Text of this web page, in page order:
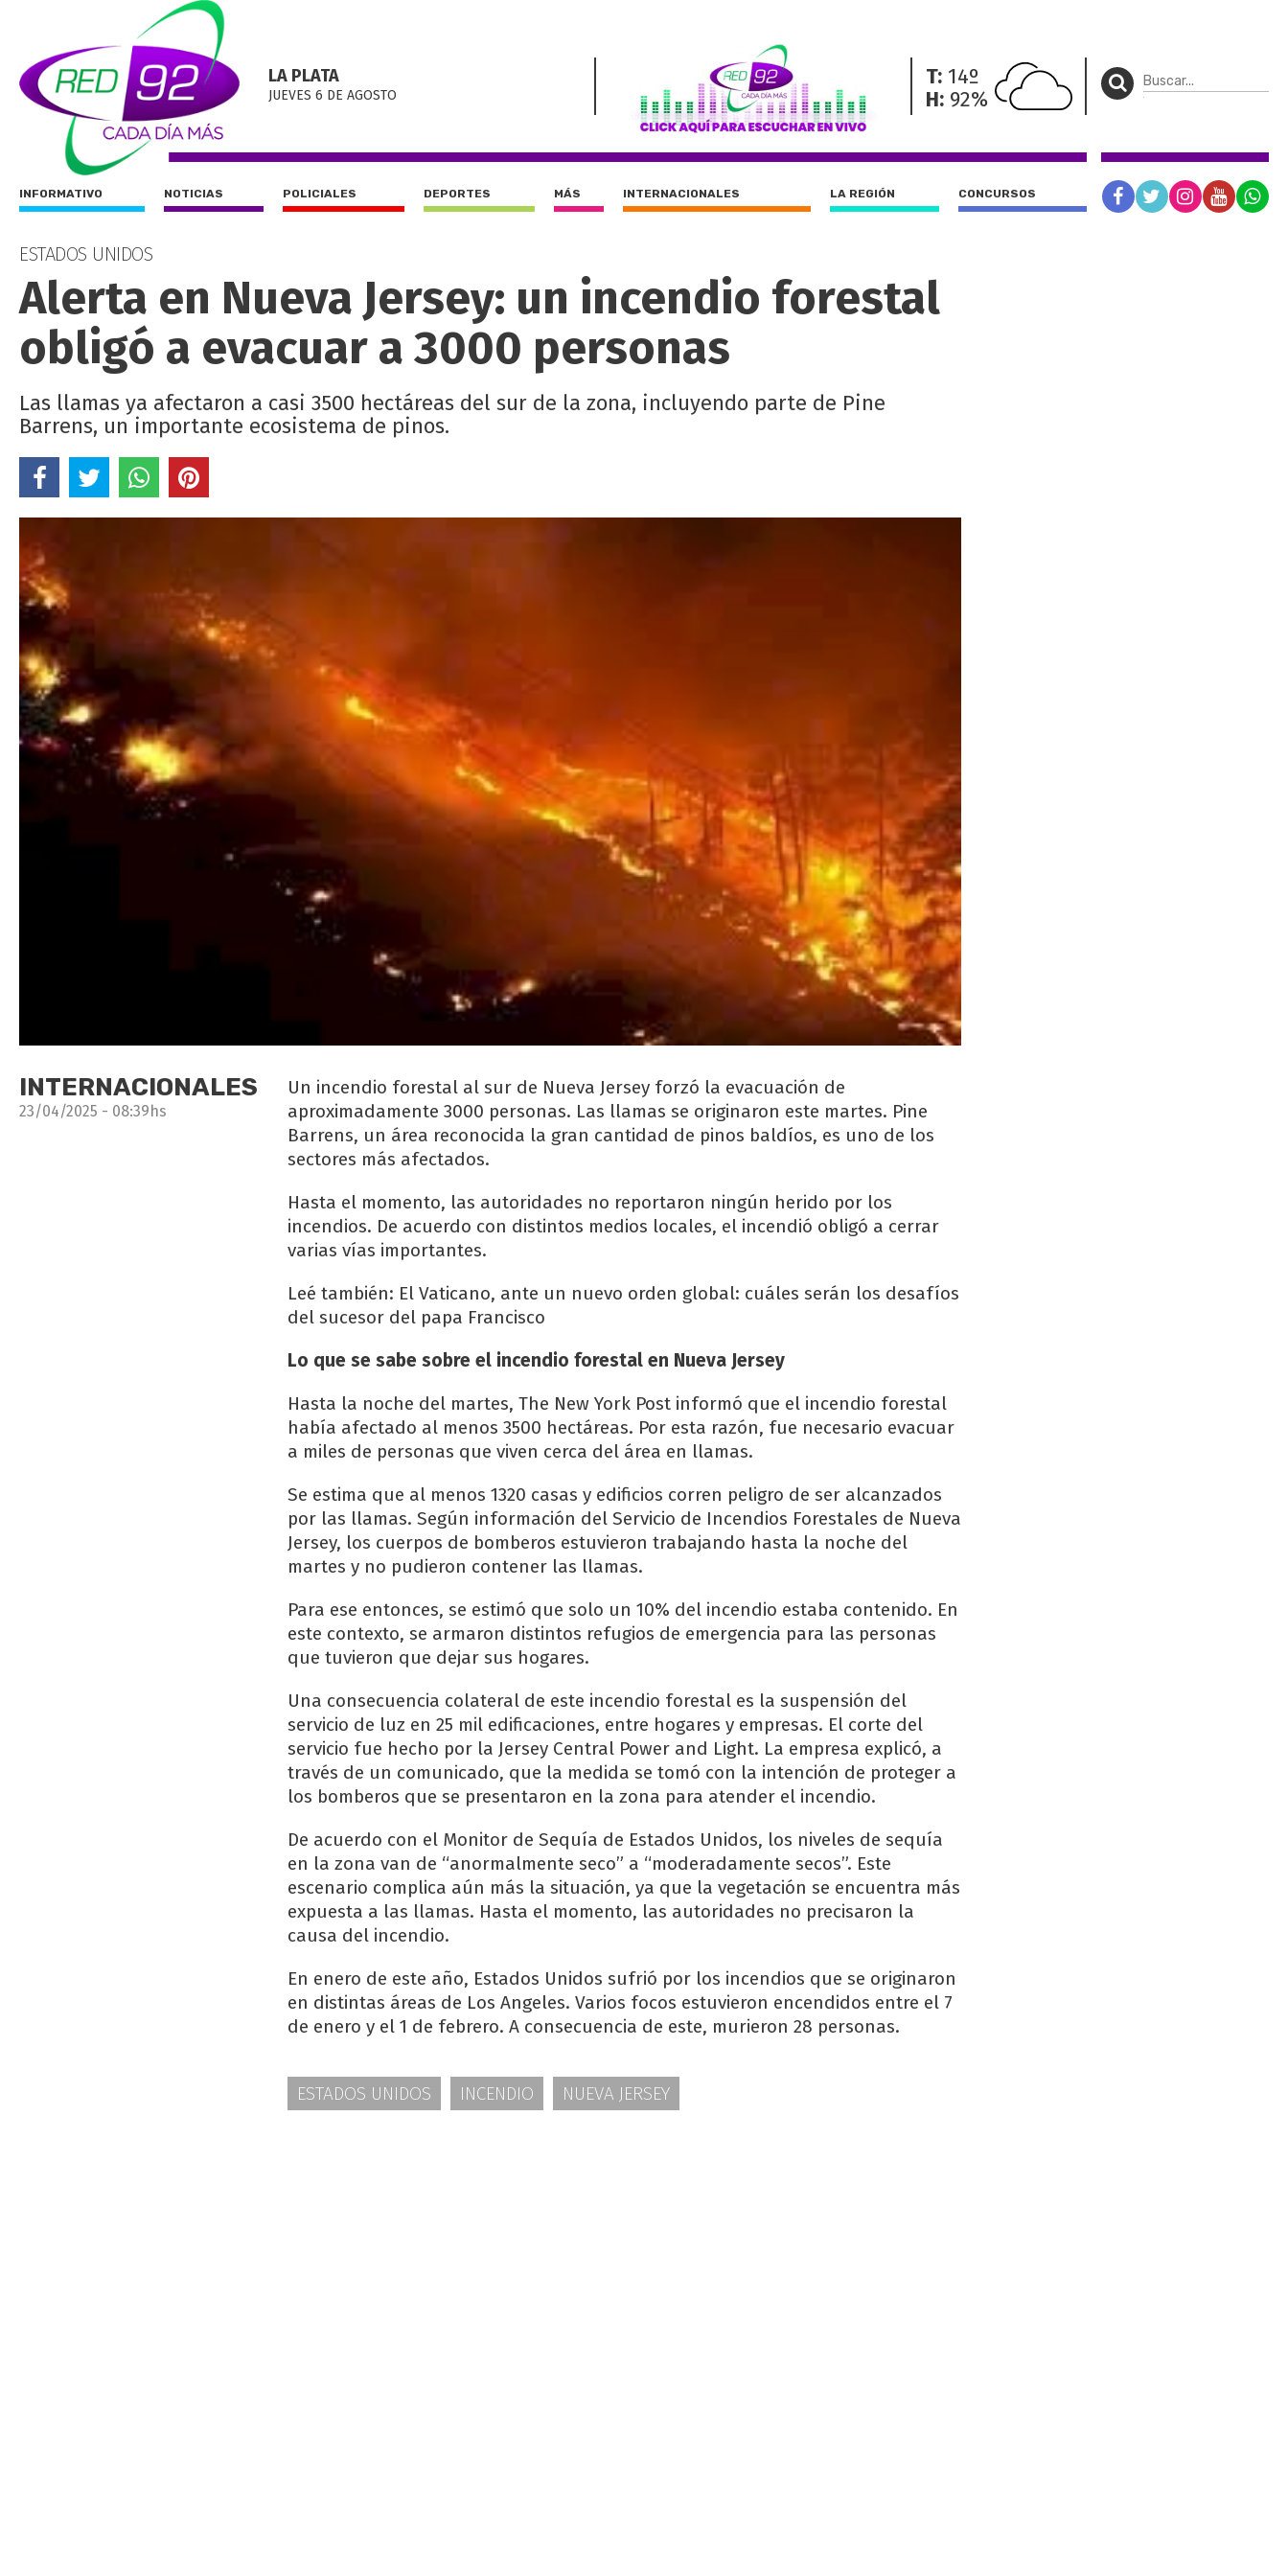
LA PLATA
JUEVES 6 DE AGOSTO
T: 14º
H: 92%
INFORMATIVO NOTICIAS POLICIALES DEPORTES MÁS INTERNACIONALES LA REGIÓN CONCURSOS
ESTADOS UNIDOS
Alerta en Nueva Jersey: un incendio forestal
obligó a evacuar a 3000 personas
Las llamas ya afectaron a casi 3500 hectáreas del sur de la zona, incluyendo parte de Pine
Barrens, un importante ecosistema de pinos.
INTERNACIONALES
23/04/2025 - 08:39hs
Un incendio forestal al sur de Nueva Jersey forzó la evacuación de
aproximadamente 3000 personas. Las llamas se originaron este martes. Pine
Barrens, un área reconocida la gran cantidad de pinos baldíos, es uno de los
sectores más afectados.
Hasta el momento, las autoridades no reportaron ningún herido por los
incendios. De acuerdo con distintos medios locales, el incendió obligó a cerrar
varias vías importantes.
Leé también: El Vaticano, ante un nuevo orden global: cuáles serán los desafíos
del sucesor del papa Francisco
Lo que se sabe sobre el incendio forestal en Nueva Jersey
Hasta la noche del martes, The New York Post informó que el incendio forestal
había afectado al menos 3500 hectáreas. Por esta razón, fue necesario evacuar
a miles de personas que viven cerca del área en llamas.
Se estima que al menos 1320 casas y edificios corren peligro de ser alcanzados
por las llamas. Según información del Servicio de Incendios Forestales de Nueva
Jersey, los cuerpos de bomberos estuvieron trabajando hasta la noche del
martes y no pudieron contener las llamas.
Para ese entonces, se estimó que solo un 10% del incendio estaba contenido. En
este contexto, se armaron distintos refugios de emergencia para las personas
que tuvieron que dejar sus hogares.
Una consecuencia colateral de este incendio forestal es la suspensión del
servicio de luz en 25 mil edificaciones, entre hogares y empresas. El corte del
servicio fue hecho por la Jersey Central Power and Light. La empresa explicó, a
través de un comunicado, que la medida se tomó con la intención de proteger a
los bomberos que se presentaron en la zona para atender el incendio.
De acuerdo con el Monitor de Sequía de Estados Unidos, los niveles de sequía
en la zona van de “anormalmente seco” a “moderadamente secos”. Este
escenario complica aún más la situación, ya que la vegetación se encuentra más
expuesta a las llamas. Hasta el momento, las autoridades no precisaron la
causa del incendio.
En enero de este año, Estados Unidos sufrió por los incendios que se originaron
en distintas áreas de Los Angeles. Varios focos estuvieron encendidos entre el 7
de enero y el 1 de febrero. A consecuencia de este, murieron 28 personas.
ESTADOS UNIDOS INCENDIO NUEVA JERSEY